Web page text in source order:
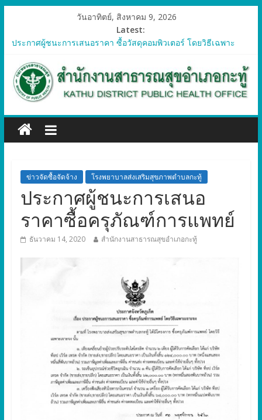
วันอาทิตย์, สิงหาคม 9, 2026
Latest:
ประกาศผู้ชนะการเสนอราคา ซื้อวัสดุคอมพิวเตอร์ โดยวิธีเฉพาะ
ประกาศผู้ชนะการเสนอราคา จัดซื้อวัสดุทางการแพทย์สำหรับ
โครงการป้องกันควบคุมโรคติดต่อและภัยสุขภาพในแรงงานต่างด้าว
อำเภอกะทู้ ปี 2569
เจาะจง
ประกาศผู้ชนะการเสนอรา ซื้อวัสดุงานบ้านงานครัว โดยวิธีเฉพาะ
เจาะจง
เจาะจงข่าวจัดซื้อจัดจ้าง โรงพยาบาลส่งเสริมสุขภาพตำบลกะทู้
ประกาศผู้ชนะการเสนอ
ราคาซื้อครุภัณฑ์การแพทย์
ธันวาคม 14, 2020 สำนักงานสาธารณสุขอำเภอกะทู้